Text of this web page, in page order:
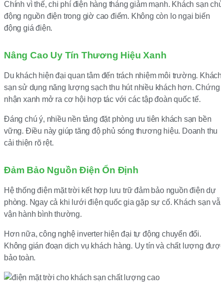
Chính vì thế, chi phí điện hàng tháng giảm mạnh. Khách sạn
động nguồn điện trong giờ cao điểm. Không còn lo ngại biến
động giá điện.
Nâng Cao Uy Tín Thương Hiệu Xanh
Du khách hiện đại quan tâm đến trách nhiệm môi trường.
sạn sử dụng năng lượng sạch thu hút nhiều khách hơn. Chứng
nhận xanh mở ra cơ hội hợp tác với các tập đoàn quốc tế.
Đáng chú ý, nhiều nền tảng đặt phòng ưu tiên khách sạn bền
vững. Điều này giúp tăng độ phủ sóng thương hiệu. Doanh thu
cải thiện rõ rệt.
Đảm Bảo Nguồn Điện Ổn Định
Hệ thống điện mặt trời kết hợp lưu trữ đảm bảo nguồn điện dự
phòng. Ngay cả khi lưới điện quốc gia gặp sự cố. Khách sạn
vận hành bình thường.
Hơn nữa, công nghệ inverter hiện đại tự động chuyển đổi.
Không gián đoạn dịch vụ khách hàng. Uy tín và chất lượng
bảo toàn.